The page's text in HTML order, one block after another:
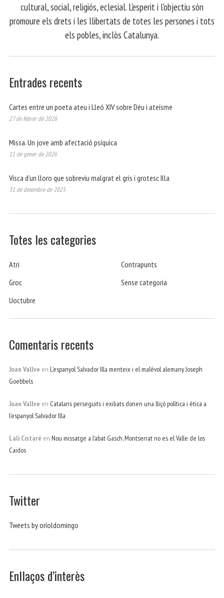
cultural, social, religiós, eclesial. L'esperit i l'objectiu són
promoure els drets i les llibertats de totes les persones i tots
els pobles, inclòs Catalunya.
Entrades recents
Cartes entre un poeta ateu i Lleó XIV sobre Déu i ateísme
27 de febrer de 2026
Missa. Un jove amb afectació psíquica
11 de gener de 2026
Visca d’un lloro que sobreviu malgrat el gris i grotesc Illa
31 de desembre de 2025
Totes les categories
Atri
Contrapunts
Groc
Sense categoria
Uoctubre
Comentaris recents
Joan Vallve en L’espanyol Salvador Illa menteix i el malèvol alemany Joseph
Goebbels
Joan Vallve en Catalans perseguits i exiliats donen una lliçó política i ètica a
l’espanyol Salvador Illa
Lali Cistaré en Nou missatge a l’abat Gasch. Montserrat no es el Valle de los
Caidos
Twitter
Tweets by orioldomingo
Enllaços d’interès